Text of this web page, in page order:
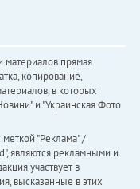
материалов прямая
копирование,
в которых
и "Украинская Фото
"Реклама" /
являются рекламными и
участвует в
высказанные в этих